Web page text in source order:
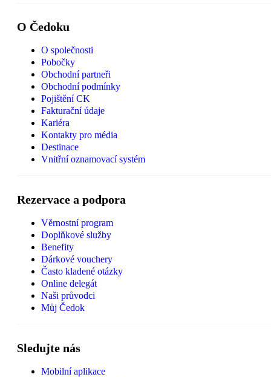
O Čedoku
O společnosti
Pobočky
Obchodní partneři
Obchodní podmínky
Pojištění CK
Fakturační údaje
Kariéra
Kontakty pro média
Destinace
Vnitřní oznamovací systém
Rezervace a podpora
Věrnostní program
Doplňkové služby
Benefity
Dárkové vouchery
Často kladené otázky
Online delegát
Naši průvodci
Můj Čedok
Sledujte nás
Mobilní aplikace